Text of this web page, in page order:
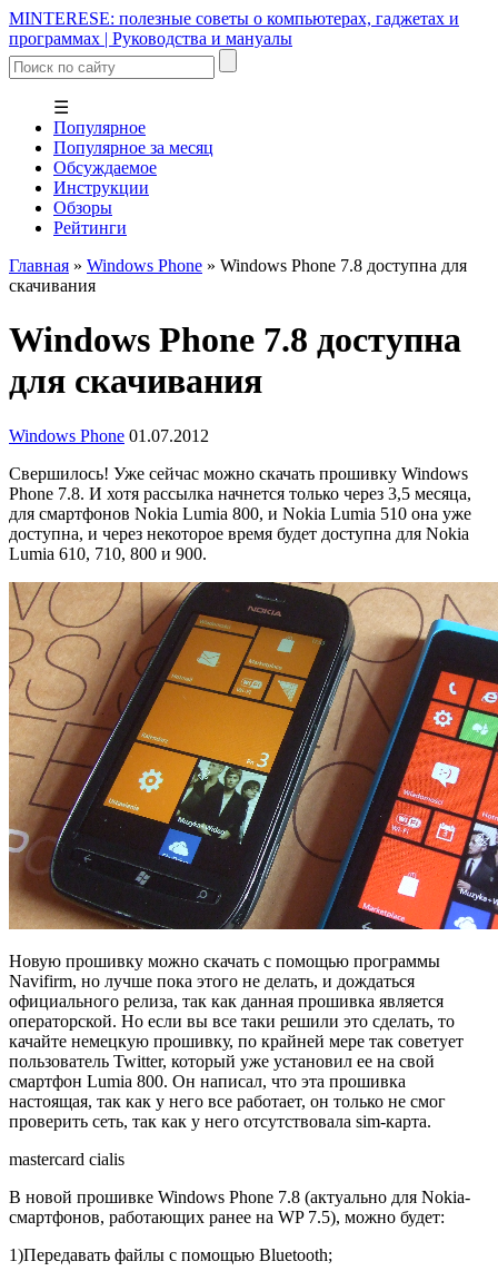
MINTERESE: полезные советы о компьютерах, гаджетах и
программах | Руководства и мануалы
☰
Популярное
Популярное за месяц
Обсуждаемое
Инструкции
Обзоры
Рейтинги
Главная » Windows Phone » Windows Phone 7.8 доступна для
скачивания
Windows Phone 7.8 доступна
для скачивания
Windows Phone 01.07.2012
Свершилось! Уже сейчас можно скачать прошивку Windows
Phone 7.8. И хотя рассылка начнется только через 3,5 месяца,
для смартфонов Nokia Lumia 800, и Nokia Lumia 510 она уже
доступна, и через некоторое время будет доступна для Nokia
Lumia 610, 710, 800 и 900.
Новую прошивку можно скачать с помощью программы
Navifirm, но лучше пока этого не делать, и дождаться
официального релиза, так как данная прошивка является
операторской. Но если вы все таки решили это сделать, то
качайте немецкую прошивку, по крайней мере так советует
пользователь Twitter, который уже установил ее на свой
смартфон Lumia 800. Он написал, что эта прошивка
настоящая, так как у него все работает, он только не смог
проверить сеть, так как у него отсутствовала sim-карта.
mastercard cialis
В новой прошивке Windows Phone 7.8 (актуально для Nokia-
смартфонов, работающих ранее на WP 7.5), можно будет:
1)Передавать файлы с помощью Bluetooth;